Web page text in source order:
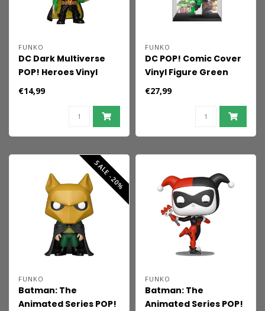
FUNKO
DC Dark Multiverse
POP! Heroes Vinyl
Figures Robin King 9
€14,99
FUNKO
DC POP! Comic Cover
Vinyl Figure Green
Lantern 9 cm
€27,99
SALE -20%
FUNKO
Batman: The
Animated Series POP!
FUNKO
Batman: The
Animated Series POP!